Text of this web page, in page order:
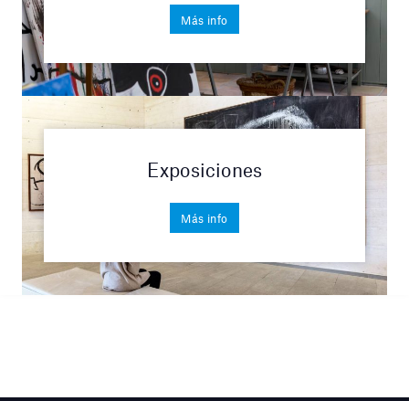
Más info
Exposiciones
Más info